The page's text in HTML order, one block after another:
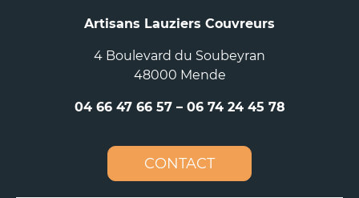
Artisans Lauziers Couvreurs
4 Boulevard du Soubeyran
48000 Mende
04 66 47 66 57– 06 74 24 45 78
CONTACT